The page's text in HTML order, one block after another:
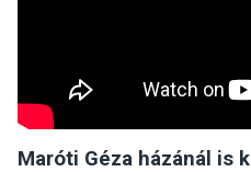
Maróti Géza házánál is